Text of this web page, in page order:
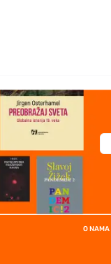
O NAMA